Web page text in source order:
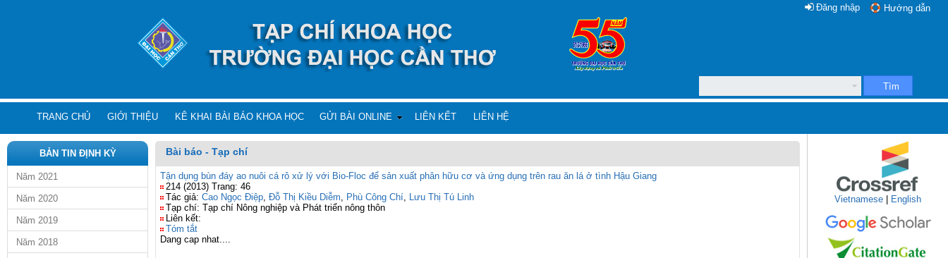
Hướng dẫn
Đăng nhập
Tìm
TRANG CHỦ GIỚI THIỆU KÊ KHAI BÀI BÁO KHOA HỌC GỬI BÀI ONLINE LIÊN KẾT LIÊN HỆ
BẢN TIN ĐỊNH KỲ
Năm 2021
Năm 2020
Năm 2019
Năm 2018
Bài báo - Tạp chí
Tận dụng bùn đáy ao nuôi cá rô xử lý với Bio-Floc để sản xuất phân hữu cơ và ứng dụng trên rau ăn lá ở tình Hậu Giang
214 (2013) Trang: 46
Tác giả: Cao Ngọc Điệp, Đỗ Thị Kiều Diễm, Phù Công Chí, Lưu Thị Tú Linh
Tạp chí: Tạp chí Nông nghiệp và Phát triển nông thôn
Liên kết:
Tóm tắt
Dang cap nhat....
Vietnamese English